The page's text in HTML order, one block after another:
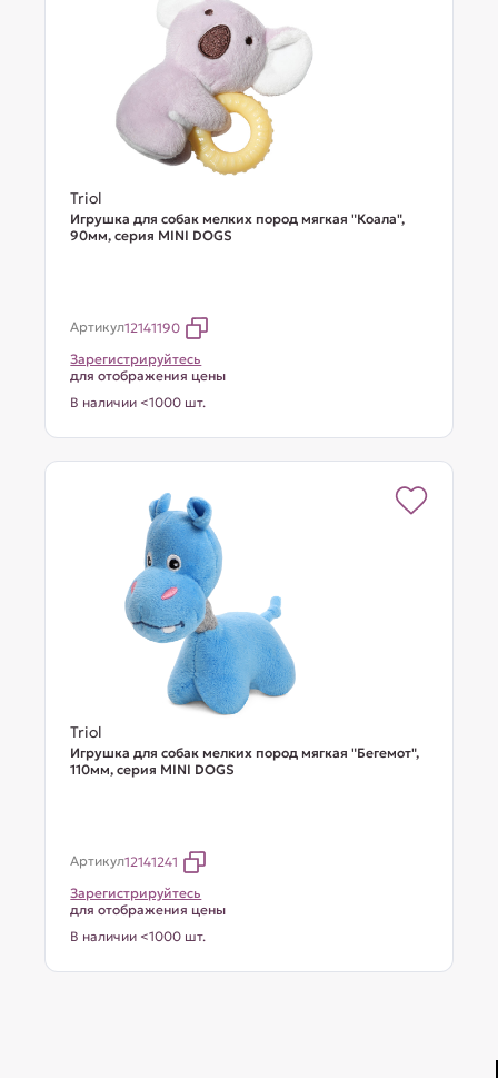
Triol
Игрушка для собак мелких пород мягкая "Коала",
90мм, серия MINI DOGS
Артикул12141190
Зарегистрируйтесь
для отображения цены
В наличии <1000 шт.
Triol
Игрушка для собак мелких пород мягкая "Бегемот",
110мм, серия MINI DOGS
Артикул12141241
Зарегистрируйтесь
для отображения цены
В наличии <1000 шт.